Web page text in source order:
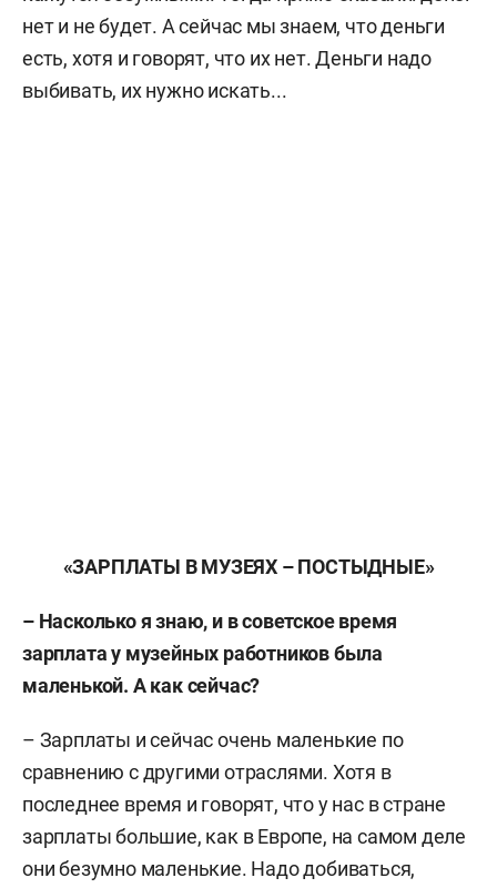
нет и не будет. А сейчас мы знаем, что деньги
есть, хотя и говорят, что их нет. Деньги надо
выбивать, их нужно искать...
«ЗАРПЛАТЫ В МУЗЕЯХ – ПОСТЫДНЫЕ»
– Насколько я знаю, и в советское время
зарплата у музейных работников была
маленькой. А как сейчас?
– Зарплаты и сейчас очень маленькие по
сравнению с другими отраслями. Хотя в
последнее время и говорят, что у нас в стране
зарплаты большие, как в Европе, на самом деле
они безумно маленькие. Надо добиваться,